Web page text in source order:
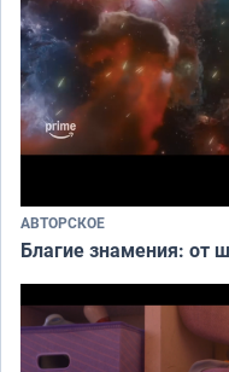
АВТОРСКОЕ
Благие знамения: от